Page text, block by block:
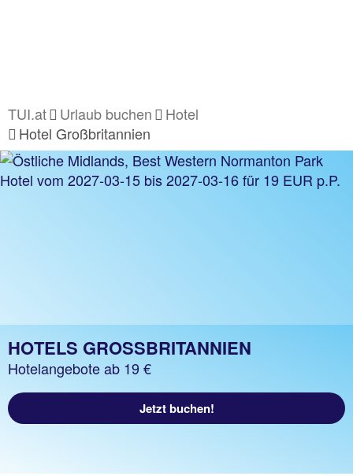
TUI.at Urlaub buchen
Hotel
Hotel Großbritannien
HOTELS GROSSBRITANNIEN
Hotelangebote ab 19 €
Jetzt buchen!